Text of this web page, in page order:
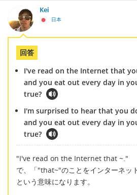
Kei
日本
回答
I've read on the Internet that
and you eat out every day in
true?
I'm surprised to hear that you
and you eat out every day in
true?
"I've read on the Internet that ~."
で、「"that~"のことをインターネッ
という意味になります。